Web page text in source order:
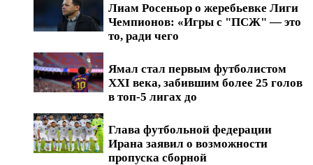
Лиам Росеньор о жеребьевке Лиги
Чемпионов: «Игры с "ПСЖ" — это
то, ради чего
Ямал стал первым футболистом
XXI века, забившим более 25 голов
в топ-5 лигах до
Глава футбольной федерации
Ирана заявил о возможности
пропуска сборной